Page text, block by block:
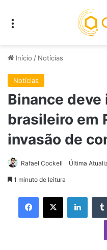
Início / Notícias
Notícias
Binance
brasileiro em
invasão de
Rafael Cockell Última
1 minuto de leitura
Facebook
X